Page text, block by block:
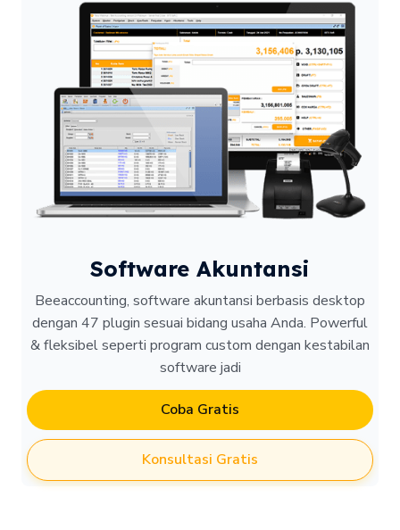
Software Akuntansi
Beeaccounting, software akuntansi berbasis desktop
dengan 47 plugin sesuai bidang usaha Anda. Powerful
& fleksibel seperti program custom dengan kestabilan
software jadi
Coba Gratis
Konsultasi Gratis